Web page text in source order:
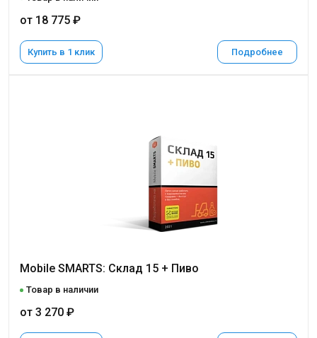
от 18 775 ₽
Купить в 1 клик Подробнее
Mobile SMARTS: Склад 15 + Пиво
Товар в наличии
от 3 270 ₽